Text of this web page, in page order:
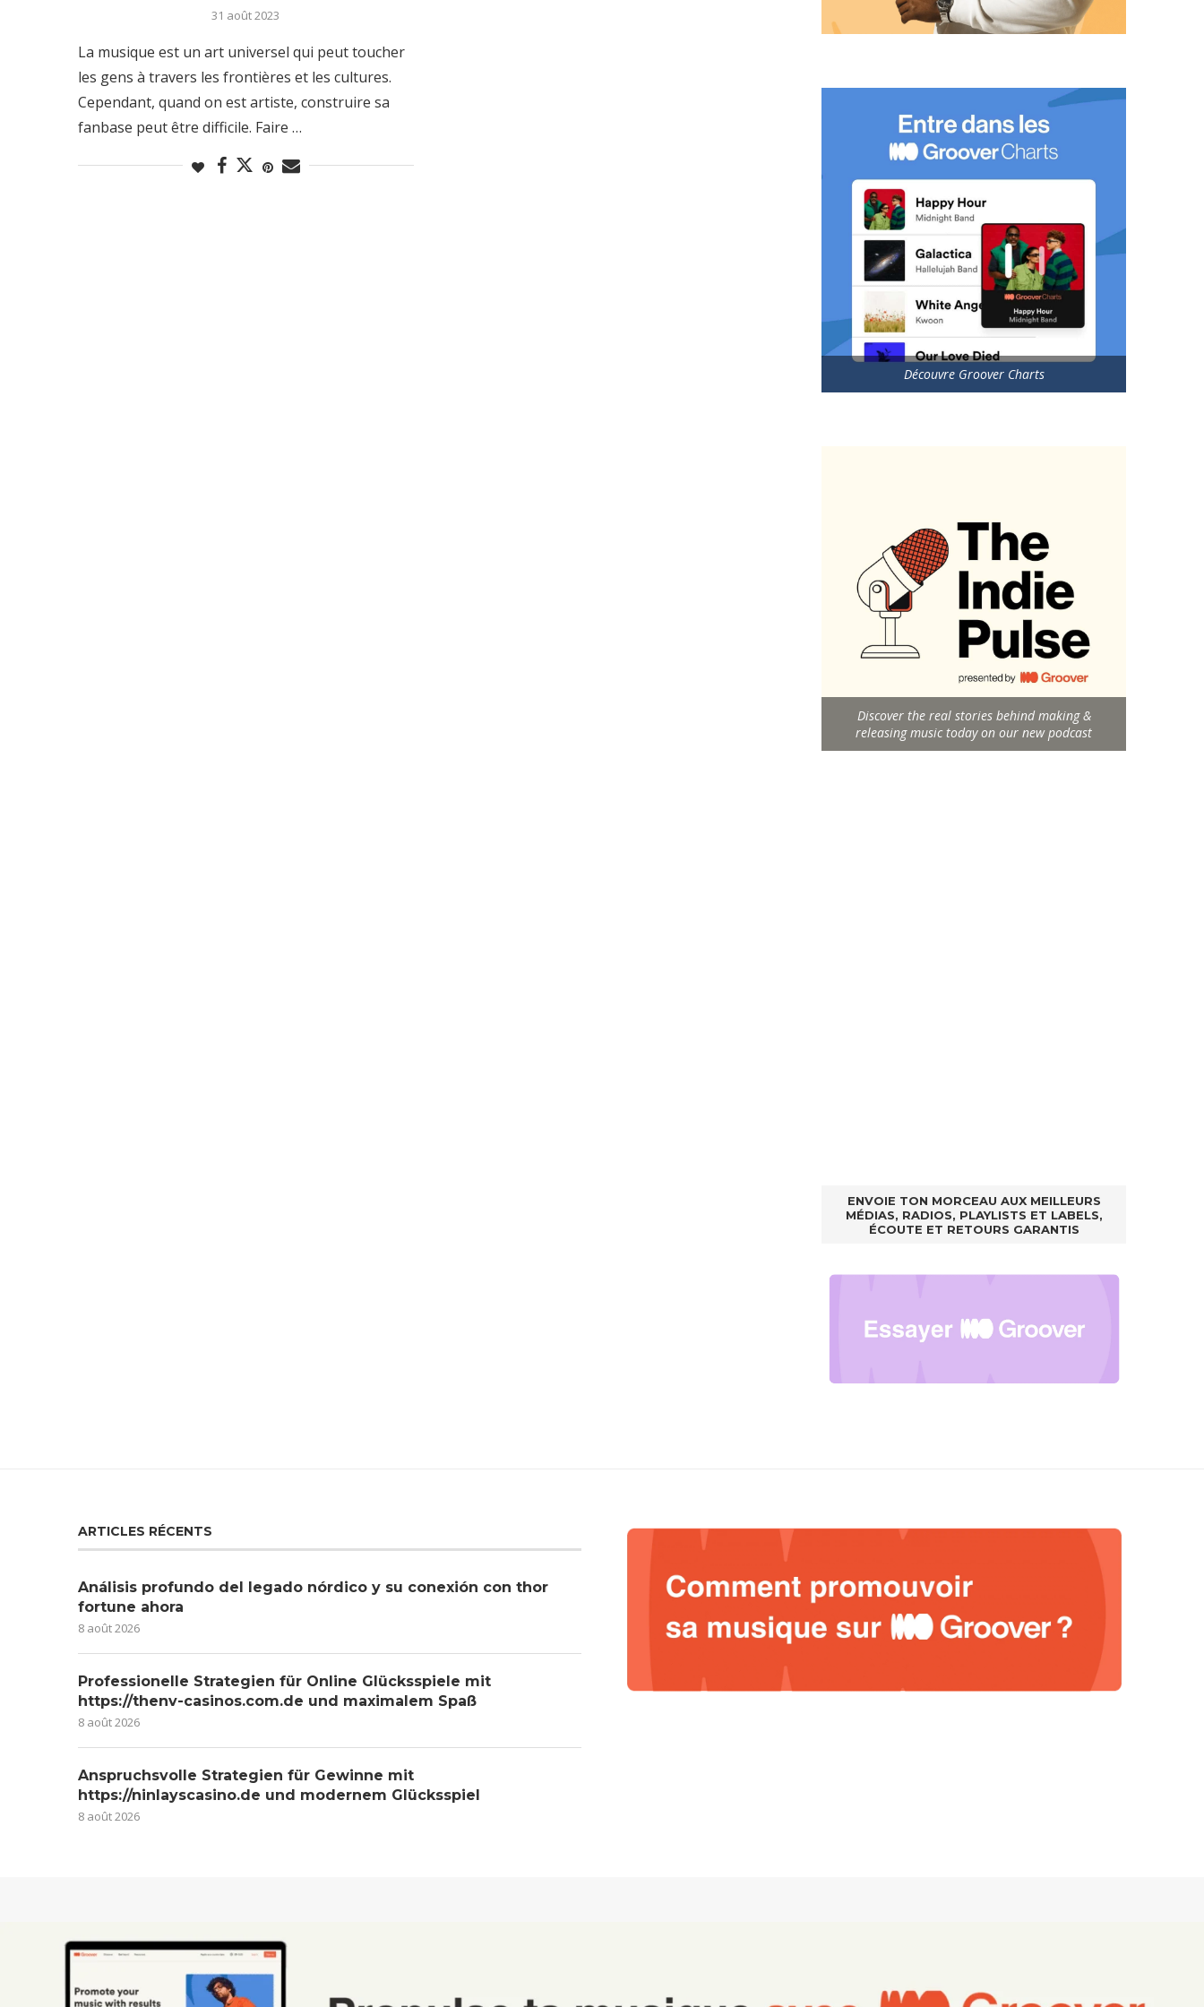
31 août 2023
La musique est un art universel qui peut toucher
les gens à travers les frontières et les cultures.
Cependant, quand on est artiste, construire sa
fanbase peut être difficile. Faire …
Découvre Groover Charts
Discover the real stories behind making &
releasing music today on our new podcast
ENVOIE TON MORCEAU AUX MEILLEURS
MÉDIAS, RADIOS, PLAYLISTS ET LABELS,
ÉCOUTE ET RETOURS GARANTIS
ARTICLES RÉCENTS
Análisis profundo del legado nórdico y su conexión con thor
fortune ahora
8 août 2026
Professionelle Strategien für Online Glücksspiele mit
https://thenv-casinos.com.de und maximalem Spaß
8 août 2026
Anspruchsvolle Strategien für Gewinne mit
https://ninlayscasino.de und modernem Glücksspiel
8 août 2026